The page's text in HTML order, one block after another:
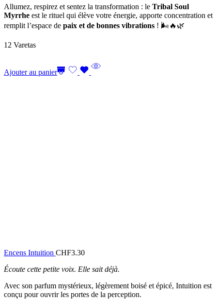
Allumez, respirez et sentez la transformation : le Tribal Soul
Myrrhe est le rituel qui élève votre énergie, apporte concentration et
remplit l’espace de paix et de bonnes vibrations ! 🌬️🔥🌿
12 Varetas
Ajouter au panier
Encens Intuition CHF3.30
Écoute cette petite voix. Elle sait déjà.
Avec son parfum mystérieux, légèrement boisé et épicé, Intuition est
conçu pour ouvrir les portes de la perception.